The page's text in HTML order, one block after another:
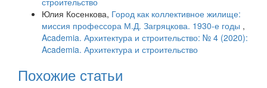
Юлия Косенкова, Город как коллективное жилище:
миссия профессора М.Д. Загряцкова. 1930-е годы ,
Academia. Архитектура и строительство: № 4 (2020):
Academia. Архитектура и строительство
Похожие статьи